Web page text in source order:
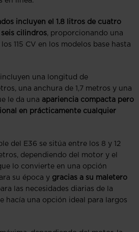
incluyen el 1.8 litros de cuatro
cilindros, proporcionando una
115 CV en los modelos base hasta
una longitud de
una anchura de 1,7 metros y una
le da una apariencia compacta pero
en prácticamente cualquier
del E36 se sitúa entre los 8 y 12
dependiendo del motor y el
lo convierte en una opción
su época y gracias a su maletero
las necesidades diarias de la
hacía una opción ideal para largos